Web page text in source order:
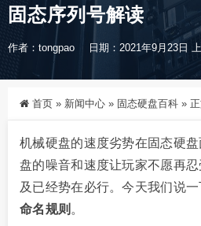
固态序列号解读
作者：tongpao 日期：2021年9月23日
首页 » 新闻中心 » 固态硬盘百科 »
机械硬盘的速度劣势在固态硬
盘的噪音和速度让玩家不愿再
及已经势在必行。今天我们说一
命名规则 。